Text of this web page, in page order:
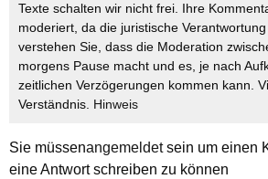
Texte schalten wir nicht frei. Ihre
moderiert, da die juristische
verstehen Sie, dass die Moderation
morgens Pause macht und es, je nach
zeitlichen Verzögerungen kommen kann.
Verständnis. Hinweis
Sie müssenangemeldetsein um einen
eine Antwort schreiben zu können